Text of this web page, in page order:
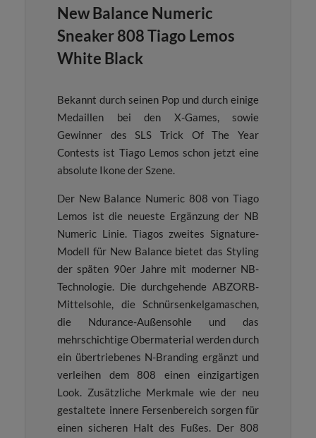
New Balance Numeric
Sneaker 808 Tiago Lemos
White Black
Bekannt durch seinen Pop und durch einige
Medaillen bei den X-Games, sowie
Gewinner des SLS Trick Of The Year
Contests ist Tiago Lemos schon jetzt eine
absolute Ikone der Szene.
Der New Balance Numeric 808 von Tiago
Lemos ist die neueste Ergänzung der NB
Numeric Linie. Tiagos zweites Signature-
Modell für New Balance bietet das Styling
der späten 90er Jahre mit moderner NB-
Technologie. Die durchgehende ABZORB-
Mittelsohle, die Schnürsenkelgamaschen,
die Ndurance-Außensohle und das
mehrschichtige Obermaterial werden durch
ein übertriebenes N-Branding ergänzt und
verleihen dem 808 einen einzigartigen
Look. Zusätzliche Merkmale wie der neu
gestaltete innere Fersenbereich sorgen für
einen sicheren Halt des Fußes. Der 808